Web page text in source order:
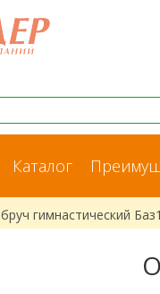
Каталог
гимнастический